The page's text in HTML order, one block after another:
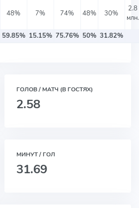
48% 7% 74% 48% 30%
2.8
млн.
59.85% 15.15% 75.76% 50% 31.82%
ГОЛОВ / МАТЧ (В ГОСТЯХ)
2.58
МИНУТ / ГОЛ
31.69